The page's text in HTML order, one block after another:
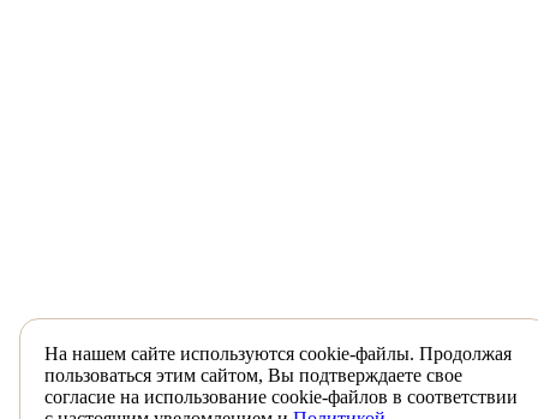
На нашем сайте используются cookie-файлы. Продолжая
пользоваться этим сайтом, Вы подтверждаете свое
согласие на использование cookie-файлов в соответствии